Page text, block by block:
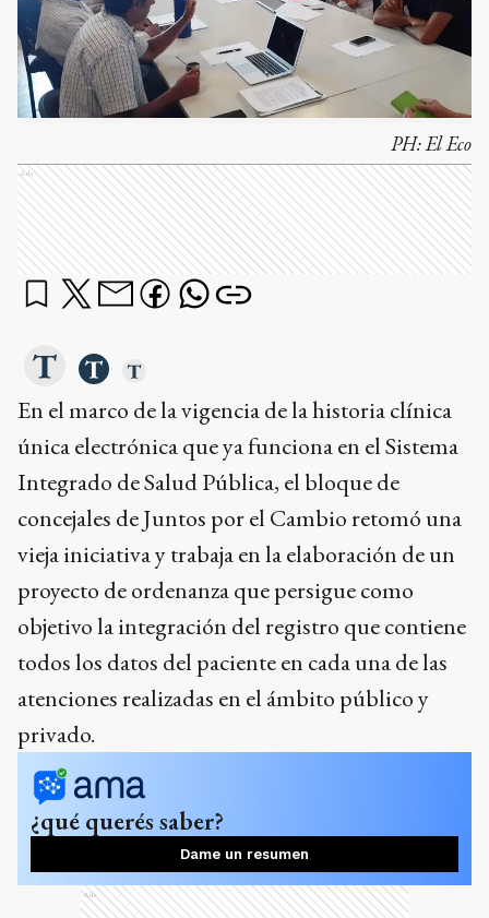
PH:El Eco
Ads
En el marco de la vigencia de la historia clínica
única electrónica que ya funciona en el Sistema
Integrado de Salud Pública, el bloque de
concejales de Juntos por el Cambio retomó una
vieja iniciativa y trabaja en la elaboración de un
proyecto de ordenanza que persigue como
objetivo la integración del registro que contiene
todos los datos del paciente en cada una de las
atenciones realizadas en el ámbito público y
privado.
¿qué querés saber?
Dame un resumen
Ads